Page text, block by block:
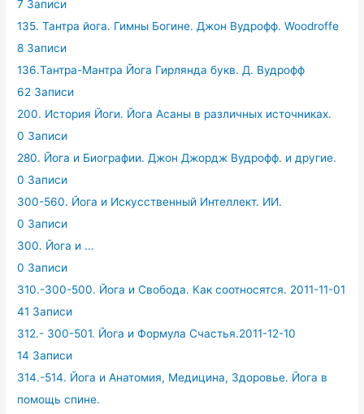
7 Записи
135. Тантра йога. Гимны Богине. Джон Вудрофф. Woodroffe
8 Записи
136.Тантра-Мантра Йога Гирлянда букв. Д. Вудрофф
62 Записи
200. История Йоги. Йога Асаны в различных источниках.
0 Записи
280. Йога и Биографии. Джон Джордж Вудрофф. и другие.
0 Записи
300-560. Йога и Искусственный Интеллект. ИИ.
0 Записи
300. Йога и ...
0 Записи
310.-300-500. Йога и Свобода. Как соотносятся. 2011-11-01
41 Записи
312.- 300-501. Йога и Формула Счастья.2011-12-10
14 Записи
314.-514. Йога и Анатомия, Медицина, Здоровье. Йога в
помощь спине.